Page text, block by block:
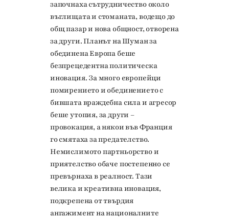
започнаха сътрудничество около
въглищата и стоманата, водещо до
общ пазар и нова общност, отворена
за други. Планът на Шуман за
обединена Европа беше
безпрецедентна политическа
иновация. За много европейци
помирението и обединението с
бившата враждебна сила и агресор
беше утопия, за други –
провокация, а някои във Франция
го смятаха за предателство.
Немислимото партньорство и
приятелство обаче постепенно се
превърнаха в реалност. Тази
велика и креативна иновация,
подкрепена от твърдия
ангажимент на националните